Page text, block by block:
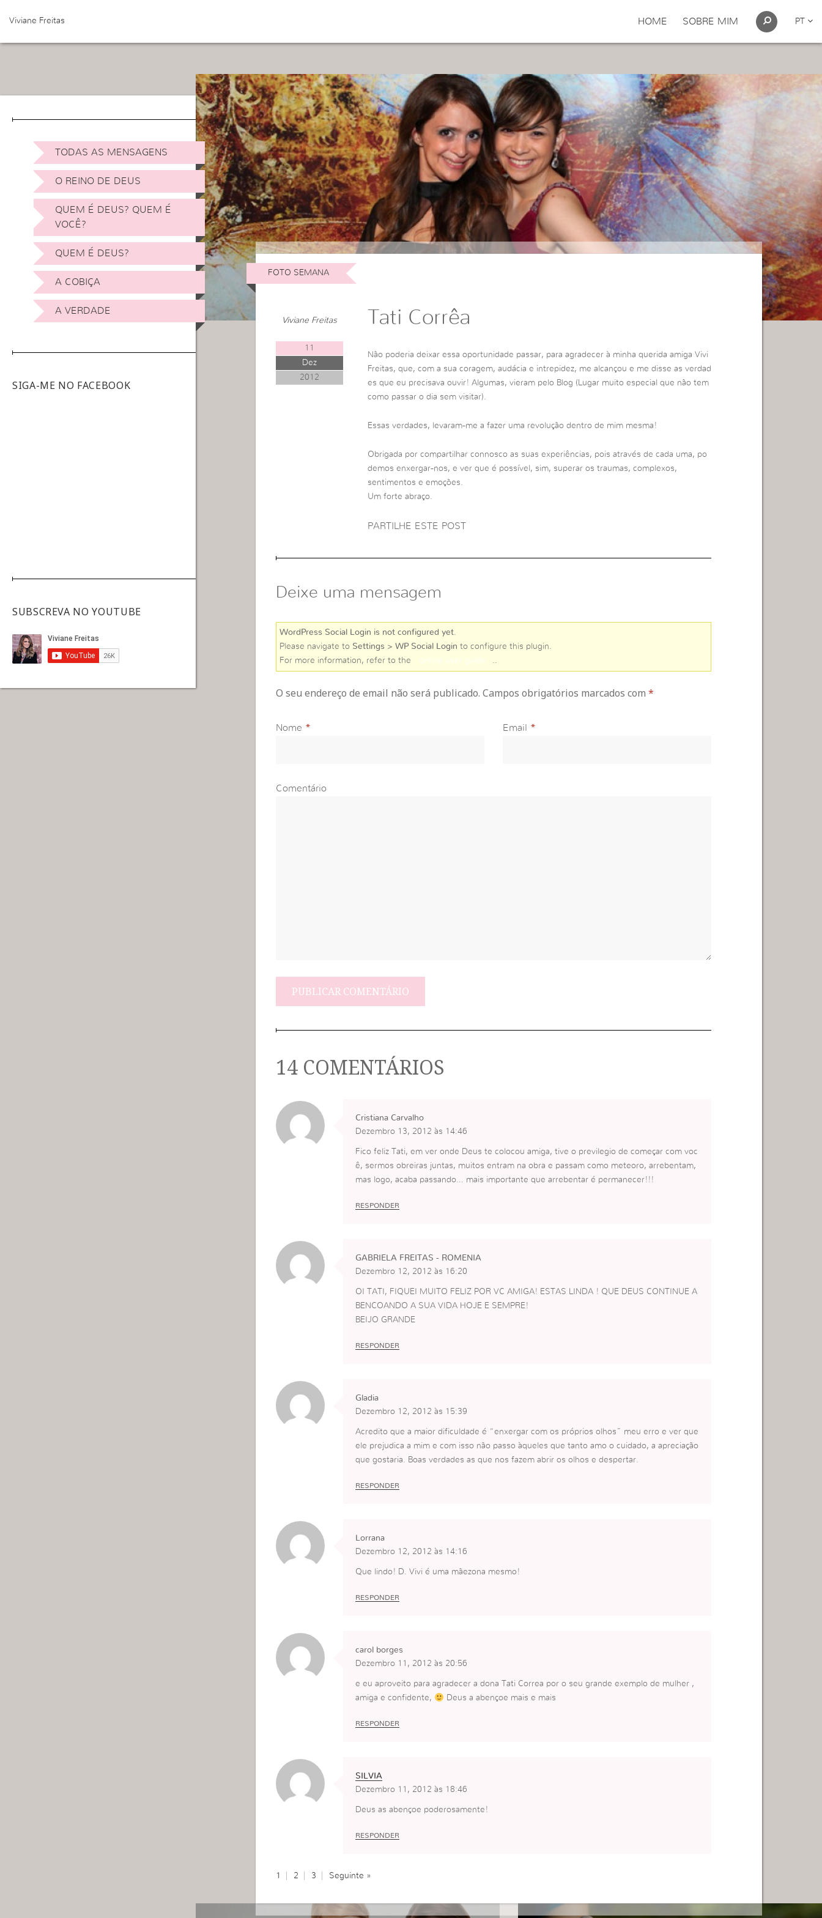
Viviane Freitas HOME SOBRE MIM PT
TODAS AS MENSAGENS
O REINO DE DEUS
QUEM É DEUS? QUEM É
VOCÊ?
QUEM É DEUS?
A COBIÇA
A VERDADE
SIGA-ME NO FACEBOOK
SUBSCREVA NO YOUTUBE
FOTO SEMANA
Viviane Freitas
11
Dez
2012
Tati Corrêa
Não poderia deixar essa oportunidade passar, para agradecer à minha querida amiga Vivi
Freitas, que, com a sua coragem, audácia e intrepidez, me alcançou e me disse as verdad
es que eu precisava ouvir! Algumas, vieram pelo Blog (Lugar muito especial que não tem
como passar o dia sem visitar).
Essas verdades, levaram-me a fazer uma revolução dentro de mim mesma!
Obrigada por compartilhar connosco as suas experiências, pois através de cada uma, po
demos enxergar-nos, e ver que é possível, sim, superar os traumas, complexos,
sentimentos e emoções.
Um forte abraço.
PARTILHE ESTE POST
Deixe uma mensagem
WordPress Social Login is not configured yet.
Please navigate to Settings > WP Social Login to configure this plugin.
For more information, refer to the
online user guide
O seu endereço de email não será publicado. Campos obrigatórios marcados com *
Nome * Email *
Comentário
14 COMENTÁRIOS
Cristiana Carvalho
Dezembro 13, 2012 às 14:46
Fico feliz Tati, em ver onde Deus te colocou amiga, tive o previlegio de começar com voc
ê, sermos obreiras juntas, muitos entram na obra e passam como meteoro, arrebentam,
mas logo, acaba passando… mais importante que arrebentar é permanecer!!!
RESPONDER
GABRIELA FREITAS - ROMENIA
Dezembro 12, 2012 às 16:20
OI TATI, FIQUEI MUITO FELIZ POR VC AMIGA! ESTAS LINDA ! QUE DEUS CONTINUE A
BENCOANDO A SUA VIDA HOJE E SEMPRE!
BEIJO GRANDE
RESPONDER
Gladia
Dezembro 12, 2012 às 15:39
Acredito que a maior dificuldade é “enxergar com os próprios olhos” meu erro e ver que
ele prejudica a mim e com isso não passo àqueles que tanto amo o cuidado, a apreciação
que gostaria. Boas verdades as que nos fazem abrir os olhos e despertar.
RESPONDER
Lorrana
Dezembro 12, 2012 às 14:16
Que lindo! D. Vivi é uma mãezona mesmo!
RESPONDER
carol borges
Dezembro 11, 2012 às 20:56
e eu aproveito para agradecer a dona Tati Correa por o seu grande exemplo de mulher ,
amiga e confidente,
Deus a abençoe mais e mais
RESPONDER
SILVIA
Dezembro 11, 2012 às 18:46
Deus as abençoe poderosamente!
RESPONDER
1 2 3 Seguinte »